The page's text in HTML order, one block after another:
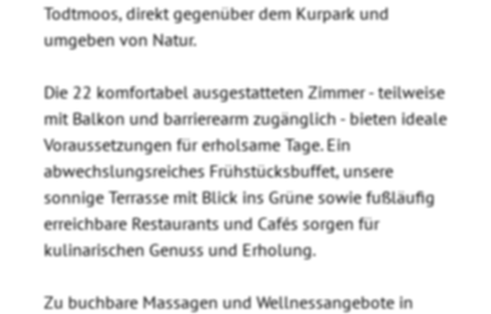
Todtmoos, direkt gegenüber dem Kurpark und
umgeben von Natur.
Die 22 komfortabel ausgestatteten Zimmer - teilweise
mit Balkon und barrierearm zugänglich - bieten ideale
Voraussetzungen für erholsame Tage. Ein
abwechslungsreiches Frühstücksbuffet, unsere
sonnige Terrasse mit Blick ins Grüne sowie fußläufig
erreichbare Restaurants und Cafés sorgen für
kulinarischen Genuss und Erholung.
Zu buchbare Massagen und Wellnessangebote in